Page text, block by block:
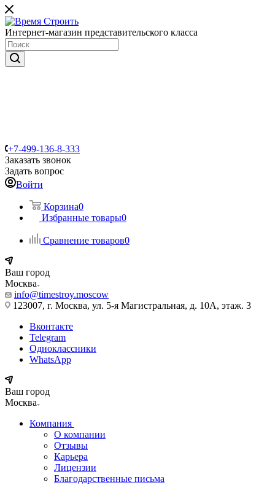
Интернет-магазин представительского класса
+7-499-136-8-333
Заказать звонок
Задать вопрос
Войти
Корзина0
Избранные товары0
Сравнение товаров0
Ваш город
Москва
info@timestroy.moscow
123007, г. Москва, ул. 5-я Магистральная, д. 10А, этаж. 3
Вконтакте
Telegram
Одноклассники
WhatsApp
Ваш город
Москва
Компания
О компании
Отзывы
Карьера
Лицензии
Благодарственные письма